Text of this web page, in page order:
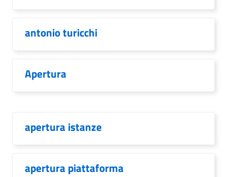
antonio turicchi
Apertura
apertura istanze
apertura piattaforma